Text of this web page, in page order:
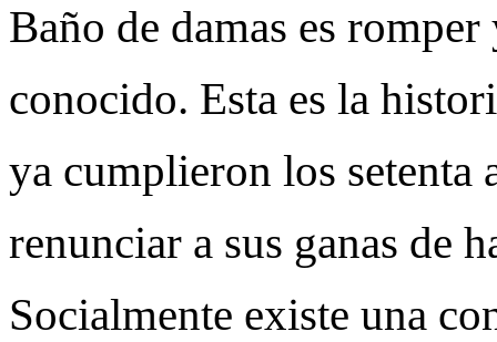
Baño de damas es
conocido. Esta es la
ya cumplieron los setenta
renunciar a sus ganas de
Socialmente existe una